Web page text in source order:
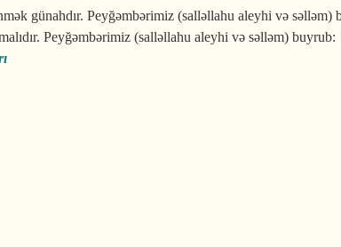
günahdır. Peyğəmbərimiz (salləllahu aleyhi və
Peyğəmbərimiz (salləllahu aleyhi və səlləm) buyrub: